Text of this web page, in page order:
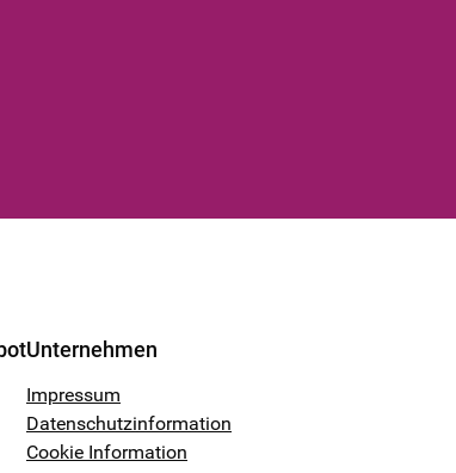
Unternehmen
Impressum
Datenschutzinformation
Cookie Information